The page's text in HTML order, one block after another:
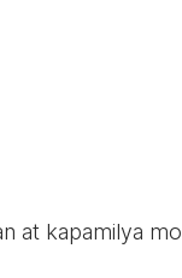
at kapamilya mo